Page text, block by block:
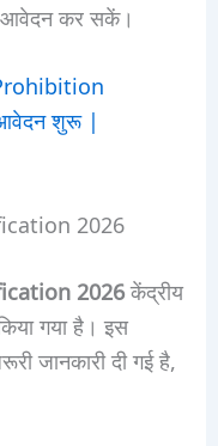
आवेदन कर सकें।
आवेदन शुरू |
2026
2026केंद्रीय
किया गया है। इस
जानकारी दी गई है,